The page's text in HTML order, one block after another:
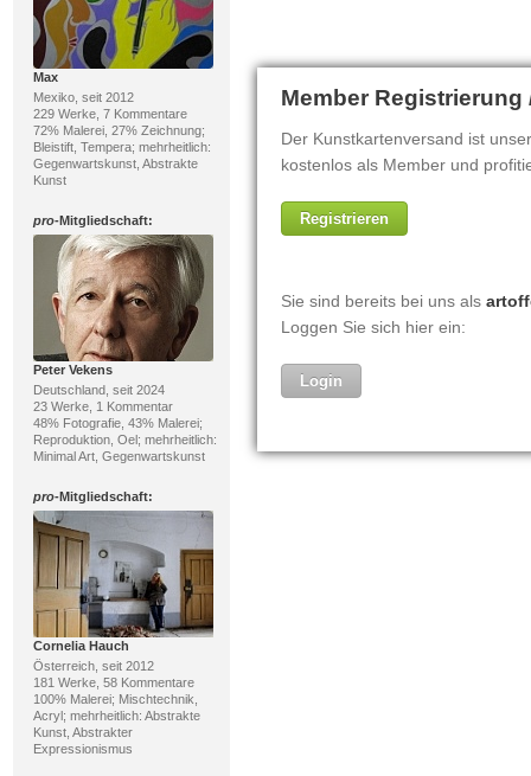
Max
Mexiko, seit 2012
229 Werke, 7 Kommentare
72% Malerei, 27% Zeichnung;
Bleistift, Tempera; mehrheitlich:
Gegenwartskunst, Abstrakte
Kunst
pro-Mitgliedschaft:
Peter Vekens
Deutschland, seit 2024
23 Werke, 1 Kommentar
48% Fotografie, 43% Malerei;
Reproduktion, Oel; mehrheitlich:
Minimal Art, Gegenwartskunst
pro-Mitgliedschaft:
Cornelia Hauch
Österreich, seit 2012
181 Werke, 58 Kommentare
100% Malerei; Mischtechnik,
Acryl; mehrheitlich: Abstrakte
Kunst, Abstrakter
Expressionismus